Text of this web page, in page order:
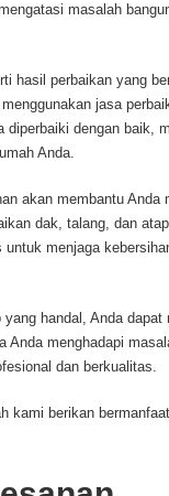
masalah
hasil perbaikan yang
jasa
diperbaiki dengan baik,
Anda.
akan membantu Anda
dak, talang, dan
menjaga
handal, Anda dapat
Anda menghadapi
dan berkualitas.
kami berikan